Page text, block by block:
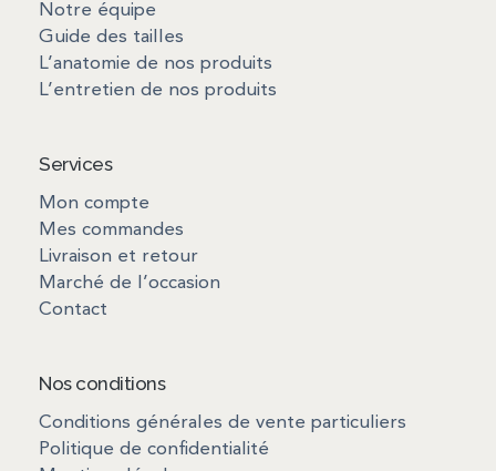
Notre équipe
Guide des tailles
L’anatomie de nos produits
L’entretien de nos produits
Services
Mon compte
Mes commandes
Livraison et retour
Marché de l’occasion
Contact
Nos conditions
Conditions générales de vente particuliers
Politique de confidentialité